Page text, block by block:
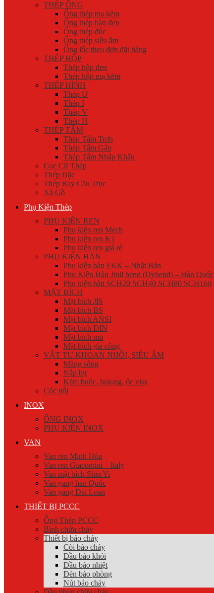
THÉP ỐNG
Ống thép mạ kẽm
Ống thép hàn đen
Ống thép đúc
Ống thép siêu âm
Ống lốc theo đơn đặt hàng
THÉP HỘP
Thép hộp đen
Thép hộp mạ kẽm
THÉP HÌNH
Thép U
Thép I
Thép V
Thép H
THÉP TẤM
Thép Tấm Trơn
Thép Tấm Gân
Thép Tấm Nhập Khẩu
Cọc Cừ Thép
Thép Đặc
Thép Ray Cầu Trục
Xà Gồ
Phụ Kiện Thép
PHỤ KIỆN REN
Phụ kiện ren Mech
Phụ kiện ren K1
Phụ kiện ren giá rẻ
PHỤ KIỆN HÀN
Phụ kiện hàn FKK – Nhật Bản
Phụ Kiện Hàn Jinil bend (Dybend) – Hàn Quốc
Phụ kiện hàn SCH20 SCH40 SCH80 SCH160
MẶT BÍCH
Mặt bích JIS
Mặt bích BS
Mặt bích ANSI
Mặt bích DIN
Mặt bích mù
Mặt bích gia công
VẬT TƯ KHOAN NHỒI, SIÊU ÂM
Măng sông
Nắp bịt
Kẽm buộc, bulong, ốc viss
Cóc nối
INOX
ỐNG INOX
PHỤ KIỆN INOX
VAN
Van ren Minh Hòa
Van ren Giacomini – Italy
Van mặt bích Shin Yi
Van gang hàn Quốc
Van gang Đài Loan
THIẾT BỊ PCCC
Ống Thép PCCC
Bình chữa cháy
Thiết bị báo cháy
Còi báo cháy
Đầu báo khói
Đầu báo nhiệt
Đèn báo phòng
Nút báo cháy